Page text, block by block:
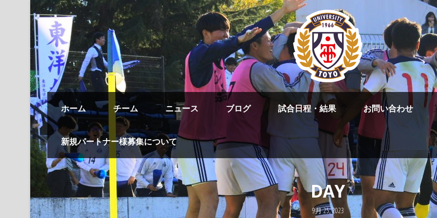
ホーム チーム ニュース ブログ 試合日程・結果 お問い合わせ
新規パートナー様募集について
DAY
9月 25, 2023